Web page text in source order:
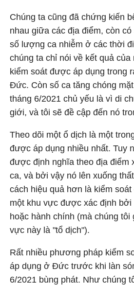
Chúng ta cũng đã chứng kiến
nhau giữa các địa điểm, còn
số lượng ca nhiễm ở các thời
chúng ta chỉ nói về kết quả
kiểm soát được áp dụng trong
Đức. Còn số ca tăng chóng
tháng 6/2021 chủ yếu là vì di
giới, và tôi sẽ đề cập đến nó
Theo dõi một ổ dịch là một
được áp dụng nhiều nhất. Tuy
được định nghĩa theo địa điểm
ca, và bởi vậy nó lên xuống
cách hiệu quả hơn là kiểm soát
một khu vực được xác định
hoặc hành chính (mà chúng tôi
vực này là "tổ dịch").
Rất nhiều phương pháp kiểm
áp dụng ở Đức trước khi làn
6/2021 bùng phát. Như chúng